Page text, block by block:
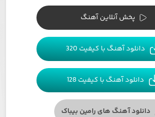
پخش آنلاین آهنگ
دانلود آهنگ با کیفیت 320
دانلود آهنگ با کیفیت 128
دانلود آهنگ های رامین بیباک